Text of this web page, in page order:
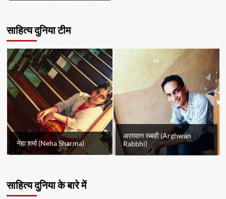
साहित्य दुनिया टीम
नेहा शर्मा (Neha Sharma)
अरग़वान रब्बही (Arghwan
Rabbhi)
साहित्य दुनिया के बारे में